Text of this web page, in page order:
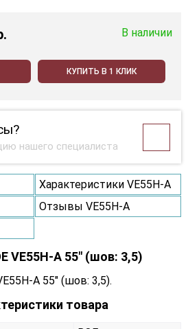
В наличии
КУПИТЬ В 1 КЛИК
нашего специалиста
Характеристики VE55H-A
Отзывы VE55H-A
VE55H-A 55" (шов: 3,5)
A 55" (шов: 3,5).
товара